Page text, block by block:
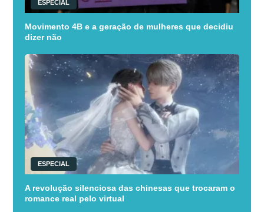
ESPECIAL
Movimento 4B e a geração de mulheres que decidiu
dizer não
ESPECIAL
A revolução silenciosa das chinesas que trocaram o
romance real pelo virtual